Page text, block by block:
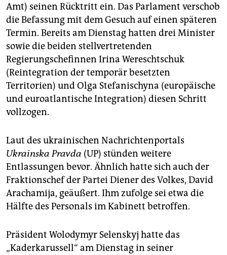
genossenschaft
epaper login
Amt) seinen Rücktritt ein. Das Parlament verschob
die Befassung mit dem Gesuch auf einen späteren
Termin. Bereits am Dienstag hatten drei Minister
sowie die beiden stellvertretenden
Regierungschefinnen Irina Wereschtschuk
(Reintegration der temporär besetzten
Territorien) und Olga Stefanischyna (europäische
und euroatlantische Integration) diesen Schritt
vollzogen.
Laut des ukrainischen Nachrichtenportals
Ukrainska Pravda (UP) stünden weitere
Entlassungen bevor. Ähnlich hatte sich auch der
Fraktionschef der Partei Diener des Volkes, David
Arachamija, geäußert. Ihm zufolge sei etwa die
Hälfte des Personals im Kabinett betroffen.
Präsident Wolodymyr Selenskyj hatte das
„Kaderkarussell“ am Dienstag in seiner